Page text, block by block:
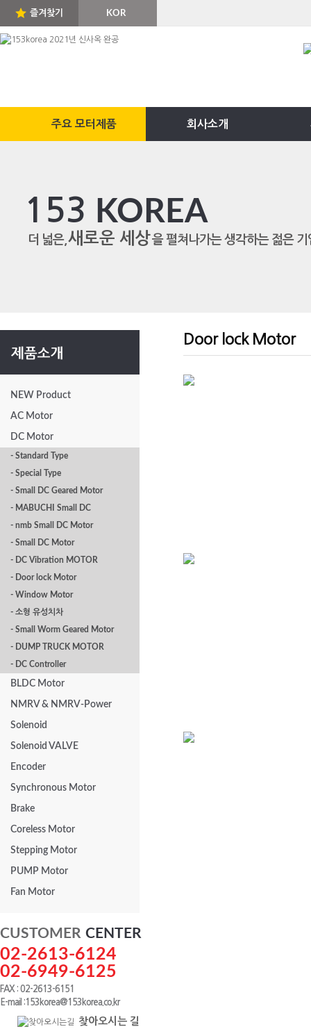
즐겨찾기 KOR
ENG
주요 모터제품 회사소개
153 KOREA
더 넓은, 새로운 세상을 펼쳐나가는 생각하는 젊은 기
NEW Product
AC Motor
DC Motor
- Standard Type
- Special Type
- Small DC Geared Motor
- MABUCHI Small DC
- nmb Small DC Motor
- Small DC Motor
- DC Vibration MOTOR
- Door lock Motor
- Window Motor
- 소형 유성치차
- Small Worm Geared Motor
- DUMP TRUCK MOTOR
- DC Controller
BLDC Motor
NMRV & NMRV-Power
Solenoid
Solenoid VALVE
Encoder
Synchronous Motor
Brake
Coreless Motor
Stepping Motor
PUMP Motor
Fan Motor
CUSTOMER CENTER
02-2613-6124
02-6949-6125
FAX : 02-2613-6151
E-mail :153korea@153korea.co.kr
찾아오시는 길
Door lock Motor